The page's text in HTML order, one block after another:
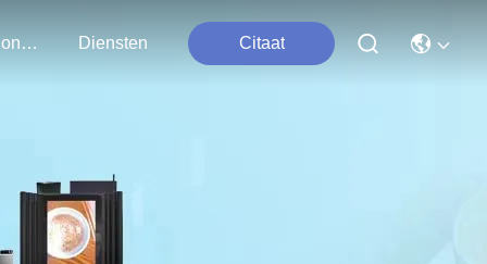
Neem Contact Met Ons Op Diensten Citaat